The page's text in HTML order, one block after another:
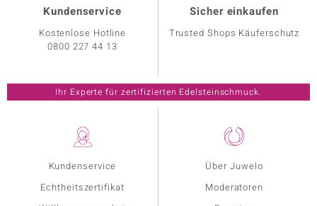
Kundenservice
Echtheitszertifikat
Über Juwelo
Moderatoren
Kundenservice
Kostenlose Hotline
0800 227 44 13
Sicher einkaufen
Trusted Shops Käuferschutz
Ihr Experte für zertifizierten Edelsteinschmuck.